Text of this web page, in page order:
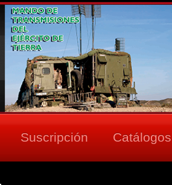
Suscripción Catálogos